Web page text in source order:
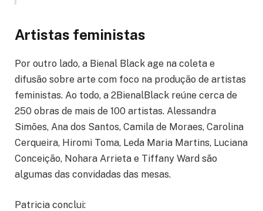
Artistas feministas
Por outro lado, a Bienal Black age na coleta e
difusão sobre arte com foco na produção de artistas
feministas. Ao todo, a 2BienalBlack reúne cerca de
250 obras de mais de 100 artistas. Alessandra
Simões, Ana dos Santos, Camila de Moraes, Carolina
Cerqueira, Hiromi Toma, Leda Maria Martins, Luciana
Conceição, Nohara Arrieta e Tiffany Ward são
algumas das convidadas das mesas.
Patricia conclui: